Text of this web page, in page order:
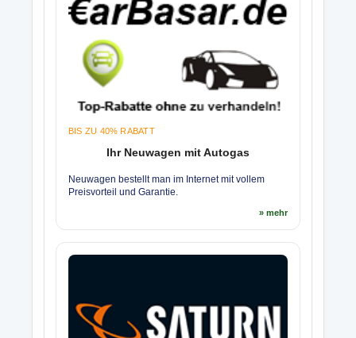
BIS ZU 40% RABATT
Ihr Neuwagen mit Autogas
Neuwagen bestellt man im Internet mit vollem
Preisvorteil und Garantie.
» mehr